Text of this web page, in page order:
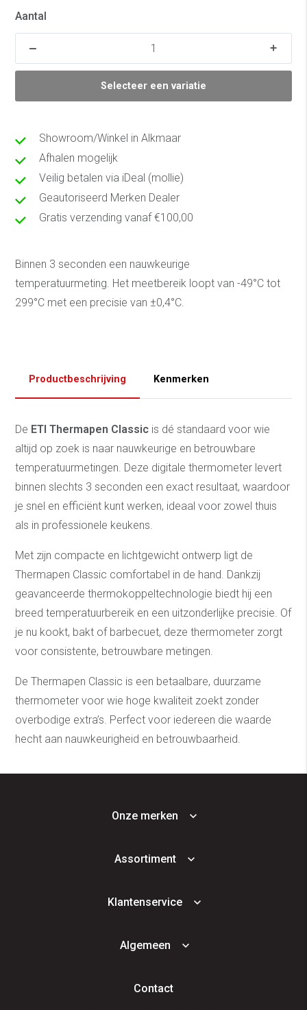
Aantal
Selecteer een variatie
Showroom/Winkel in Alkmaar
Afhalen mogelijk
Veilig betalen via iDeal (mollie)
Geautoriseerd Merken Dealer
Gratis verzending vanaf €100,00
Binnen 3 seconden een nauwkeurige
temperatuurmeting. Het meetbereik loopt van -49°C tot
299°C met een precisie van ±0,4°C.
Productbeschrijving Kenmerken
De ETI Thermapen Classic is dé standaard voor wie
altijd op zoek is naar nauwkeurige en betrouwbare
temperatuurmetingen. Deze digitale thermometer levert
binnen slechts 3 seconden een exact resultaat, waardoor
je snel en efficiënt kunt werken, ideaal voor zowel thuis
als in professionele keukens.
Met zijn compacte en lichtgewicht ontwerp ligt de
Thermapen Classic comfortabel in de hand. Dankzij
geavanceerde thermokoppeltechnologie biedt hij een
breed temperatuurbereik en een uitzonderlijke precisie. Of
je nu kookt, bakt of barbecuet, deze thermometer zorgt
voor consistente, betrouwbare metingen.
De Thermapen Classic is een betaalbare, duurzame
thermometer voor wie hoge kwaliteit zoekt zonder
overbodige extra’s. Perfect voor iedereen die waarde
hecht aan nauwkeurigheid en betrouwbaarheid.
Onze merken
Assortiment
Klantenservice
Algemeen
Contact